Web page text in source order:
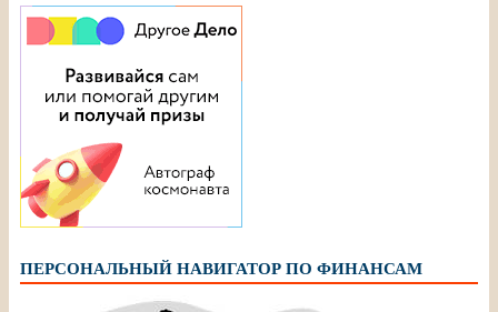
ПЕРСОНАЛЬНЫЙ НАВИГАТОР ПО ФИНАНСАМ